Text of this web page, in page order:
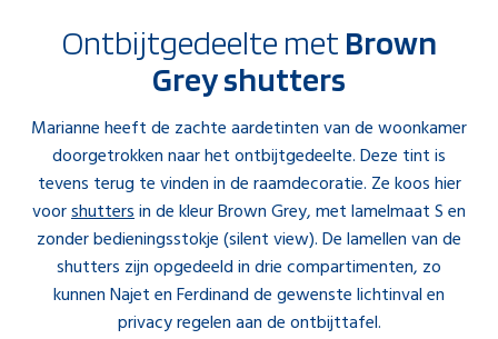
Ontbijtgedeelte met Brown
Grey shutters
Marianne heeft de zachte aardetinten van de woonkamer
doorgetrokken naar het ontbijtgedeelte. Deze tint is
tevens terug te vinden in de raamdecoratie. Ze koos hier
voorshuttersin de kleur Brown Grey, met lamelmaat S en
zonder bedieningsstokje (silent view). De lamellen van de
shutters zijn opgedeeld in drie compartimenten, zo
kunnen Najet en Ferdinand de gewenste lichtinval en
privacy regelen aan de ontbijttafel.